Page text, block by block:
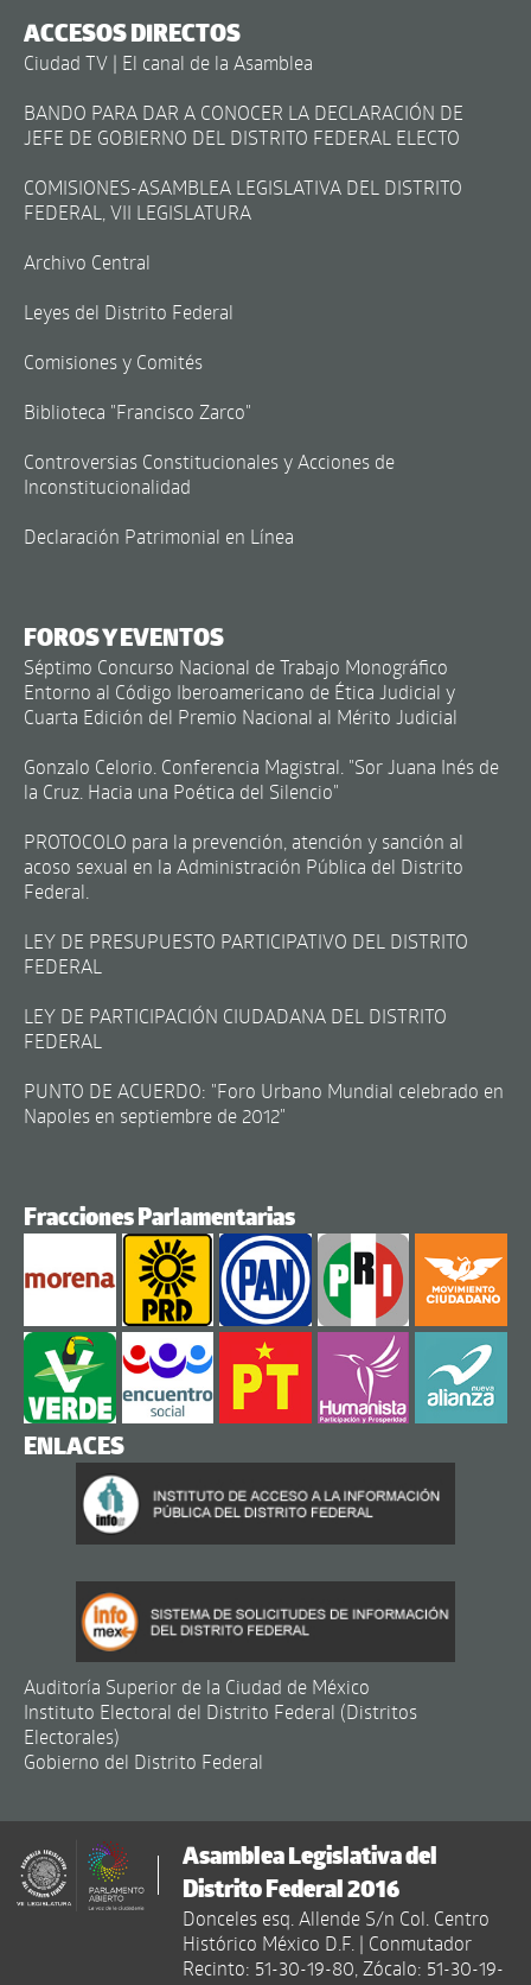
ACCESOS DIRECTOS
Ciudad TV | El canal de la Asamblea
BANDO PARA DAR A CONOCER LA DECLARACIÓN DE
JEFE DE GOBIERNO DEL DISTRITO FEDERAL ELECTO
COMISIONES-ASAMBLEA LEGISLATIVA DEL DISTRITO
FEDERAL, VII LEGISLATURA
Archivo Central
Leyes del Distrito Federal
Comisiones y Comités
Biblioteca "Francisco Zarco"
Controversias Constitucionales y Acciones de
Inconstitucionalidad
Declaración Patrimonial en Línea
FOROS Y EVENTOS
Séptimo Concurso Nacional de Trabajo Monográfico
Entorno al Código Iberoamericano de Ética Judicial y
Cuarta Edición del Premio Nacional al Mérito Judicial
Gonzalo Celorio. Conferencia Magistral. "Sor Juana Inés de
la Cruz. Hacia una Poética del Silencio"
PROTOCOLO para la prevención, atención y sanción al
acoso sexual en la Administración Pública del Distrito
Federal.
LEY DE PRESUPUESTO PARTICIPATIVO DEL DISTRITO
FEDERAL
LEY DE PARTICIPACIÓN CIUDADANA DEL DISTRITO
FEDERAL
PUNTO DE ACUERDO: "Foro Urbano Mundial celebrado en
Napoles en septiembre de 2012"
Fracciones Parlamentarias
ENLACES
Auditoría Superior de la Ciudad de México
Instituto Electoral del Distrito Federal (Distritos
Electorales)
Gobierno del Distrito Federal
Asamblea Legislativa del
Distrito Federal 2016
Donceles esq. Allende S/n Col. Centro
Histórico México D.F. | Conmutador
Recinto: 51-30-19-80, Zócalo: 51-30-19-